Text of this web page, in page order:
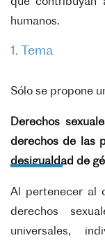
humanos.
1. Tema
Sólo se propone
Derechos
derechos de las
desigualdad de
Al pertenecer al
derechos
universales,